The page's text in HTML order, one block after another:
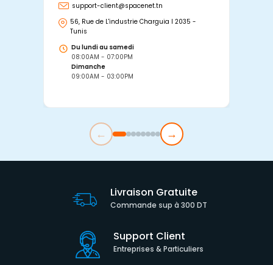
support-client@spacenet.tn
56, Rue de L'industrie Charguia I 2035 -
Tunis
Du lundi au samedi
08:00AM - 07:00PM
Dimanche
09:00AM - 03:00PM
← →
Livraison Gratuite
Commande sup à 300 DT
Support Client
Entreprises & Particuliers